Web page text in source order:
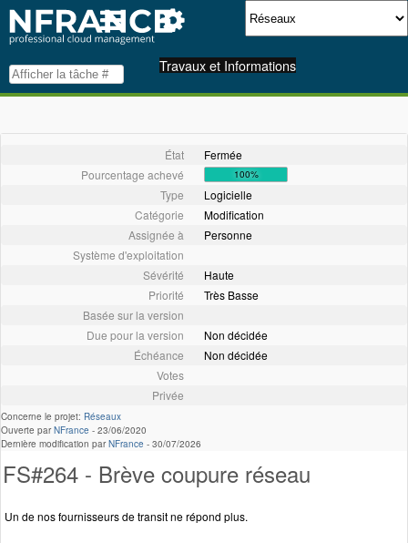
Travaux et Informations
État
Fermée
Pourcentage achevé
100%
Type
Logicielle
Catégorie
Modification
Assignée à
Personne
Système d'exploitation
Sévérité
Haute
Priorité
Très Basse
Basée sur la version
Due pour la version
Non décidée
Échéance
Non décidée
Votes
Privée
Concerne le projet: Réseaux
Ouverte parNFrance - 23/06/2020
Dernière modification parNFrance - 30/07/2026
FS#264 - Brève coupure réseau
Un de nos fournisseurs de transit ne répond plus.